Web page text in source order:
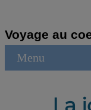
Voyage au
Menu
La